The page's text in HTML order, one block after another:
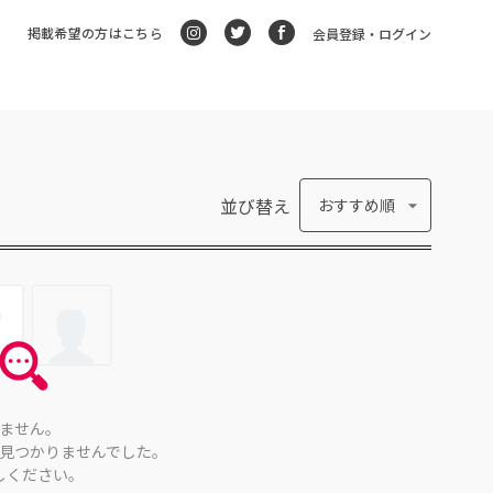
掲載希望の方はこちら 会員登録・ログイン
並び替え おすすめ順
せん。
つかりませんでした。
ださい。